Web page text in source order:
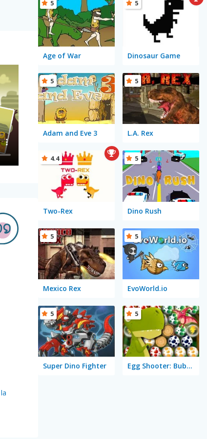
la
Age of War
5
Dinosaur Game
5
Adam and Eve 3
5
L.A. Rex
5
Two-Rex
4.4
Dino Rush
5
Mexico Rex
5
EvoWorld.io
5
Super Dino Fighter
5
Egg Shooter: Bubble Dinosaur
5